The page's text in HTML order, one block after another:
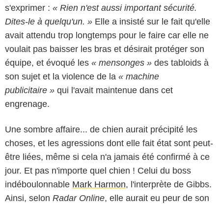
s'exprimer : « Rien n'est aussi important sécurité.
Dites-le à quelqu'un. » Elle a insisté sur le fait qu'elle
avait attendu trop longtemps pour le faire car elle ne
voulait pas baisser les bras et désirait protéger son
équipe, et évoqué les « mensonges » des tabloids à
son sujet et la violence de la « machine
publicitaire » qui l'avait maintenue dans cet
engrenage.
Une sombre affaire... de chien aurait précipité les
choses, et les agressions dont elle fait état sont peut-
être liées, même si cela n'a jamais été confirmé à ce
jour. Et pas n'importe quel chien ! Celui du boss
indéboulonnable Mark Harmon, l'interprète de Gibbs.
Ainsi, selon Radar Online, elle aurait eu peur de son